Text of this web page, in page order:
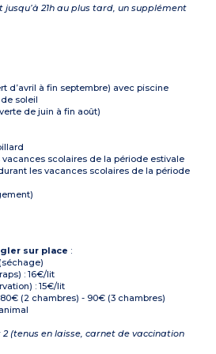
jusqu’à 21h au plus tard, un supplément
d’avril à fin septembre) avec piscine
soleil
de juin à fin août)
scolaires de la période estivale
les vacances scolaires de la période
sur place :
: 16€/lit
: 15€/lit
(2 chambres) - 90€ (3 chambres)
2 (tenus en laisse, carnet de vaccination